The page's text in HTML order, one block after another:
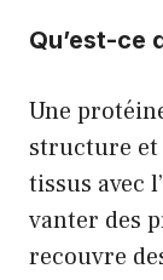
Qu’est-ce
Une
structure et
tissus avec
vanter des
recouvre